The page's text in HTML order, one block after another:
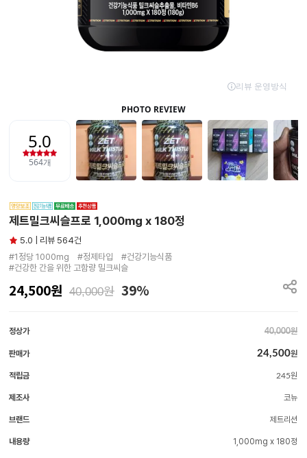
제트밀크씨슬프로 1,000mg x 180정
5.0 | 리뷰 564건
#1정당 1000mg　#정제타입　#건강기능식품
#건강한 간을 위한 고함량 밀크씨슬
24,500원 40,000원 39%
정상가 40,000원
판매가 24,500원
적립금 245원
제조사 코뉴
브랜드 제트리션
내용량 1,000mg x 180정